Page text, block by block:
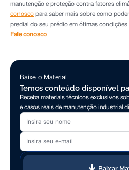
manutenção e proteção contra fatores
conosco para saber mais sobre como
predial do seu prédio em ótimas condições
Fale conosco
Baixe o Material
Temos conteúdo disponível
Receba materiais técnicos exclusivos
e casos reais de manutenção industrial
Seu nome
Seu e-mail